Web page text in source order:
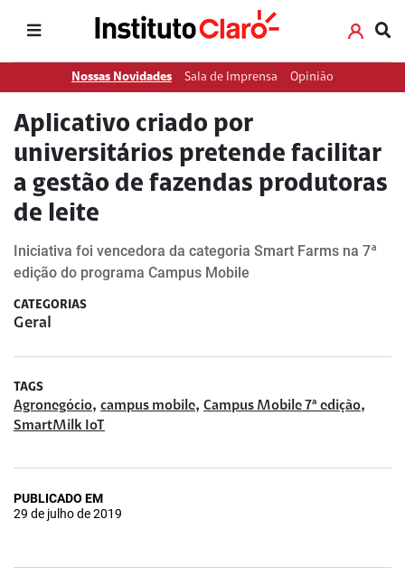
Nossas Novidades Sala de Imprensa Opinião
Aplicativo criado por
universitários pretende facilitar
a gestão de fazendas produtoras
de leite
Iniciativa foi vencedora da categoria Smart Farms na 7ª
edição do programa Campus Mobile
CATEGORIAS
Geral
TAGS
Agronegócio, campus mobile, Campus Mobile 7ª edição,
SmartMilk IoT
PUBLICADO EM
29 de julho de 2019